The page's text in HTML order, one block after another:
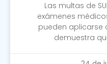
Las multas de
exámenes
pueden aplicarse
demuestra